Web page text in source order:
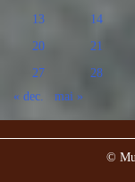
13
14
20
21
27
28
« dec.
mai »
©